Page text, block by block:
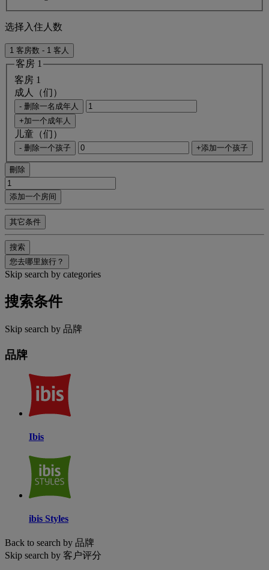
选择入住人数
1 客房数 - 1 客人
客房 1
客房 1
成人（们）
- 删除一名成年人
+加一个成年人
儿童（们）
- 删除一个孩子 +添加一个孩子
刪除
添加一个房间
其它条件
搜索
您去哪里旅行？
Skip search by categories
搜索条件
Skip search by 品牌
品牌
Ibis
ibis Styles
Back to search by 品牌
Skip search by 客户评分